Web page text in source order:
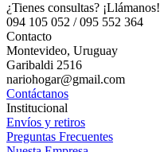
¿Tienes consultas? ¡Llámanos!
094 105 052 / 095 552 364
Contacto
Montevideo, Uruguay
Garibaldi 2516
nariohogar@gmail.com
Contáctanos
Institucional
Envíos y retiros
Preguntas Frecuentes